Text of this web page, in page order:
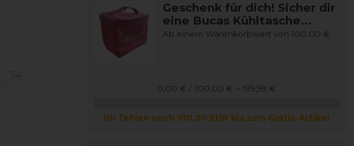
Geschenk für dich! Sicher dir
eine Bucas Kühltasche...
Ab einem Warenkorbwert von 100,00 €
0,00 € / 100,00 € – 199,99 €
Dir fehlen noch 100,00 EUR bis zum Gratis-Artikel